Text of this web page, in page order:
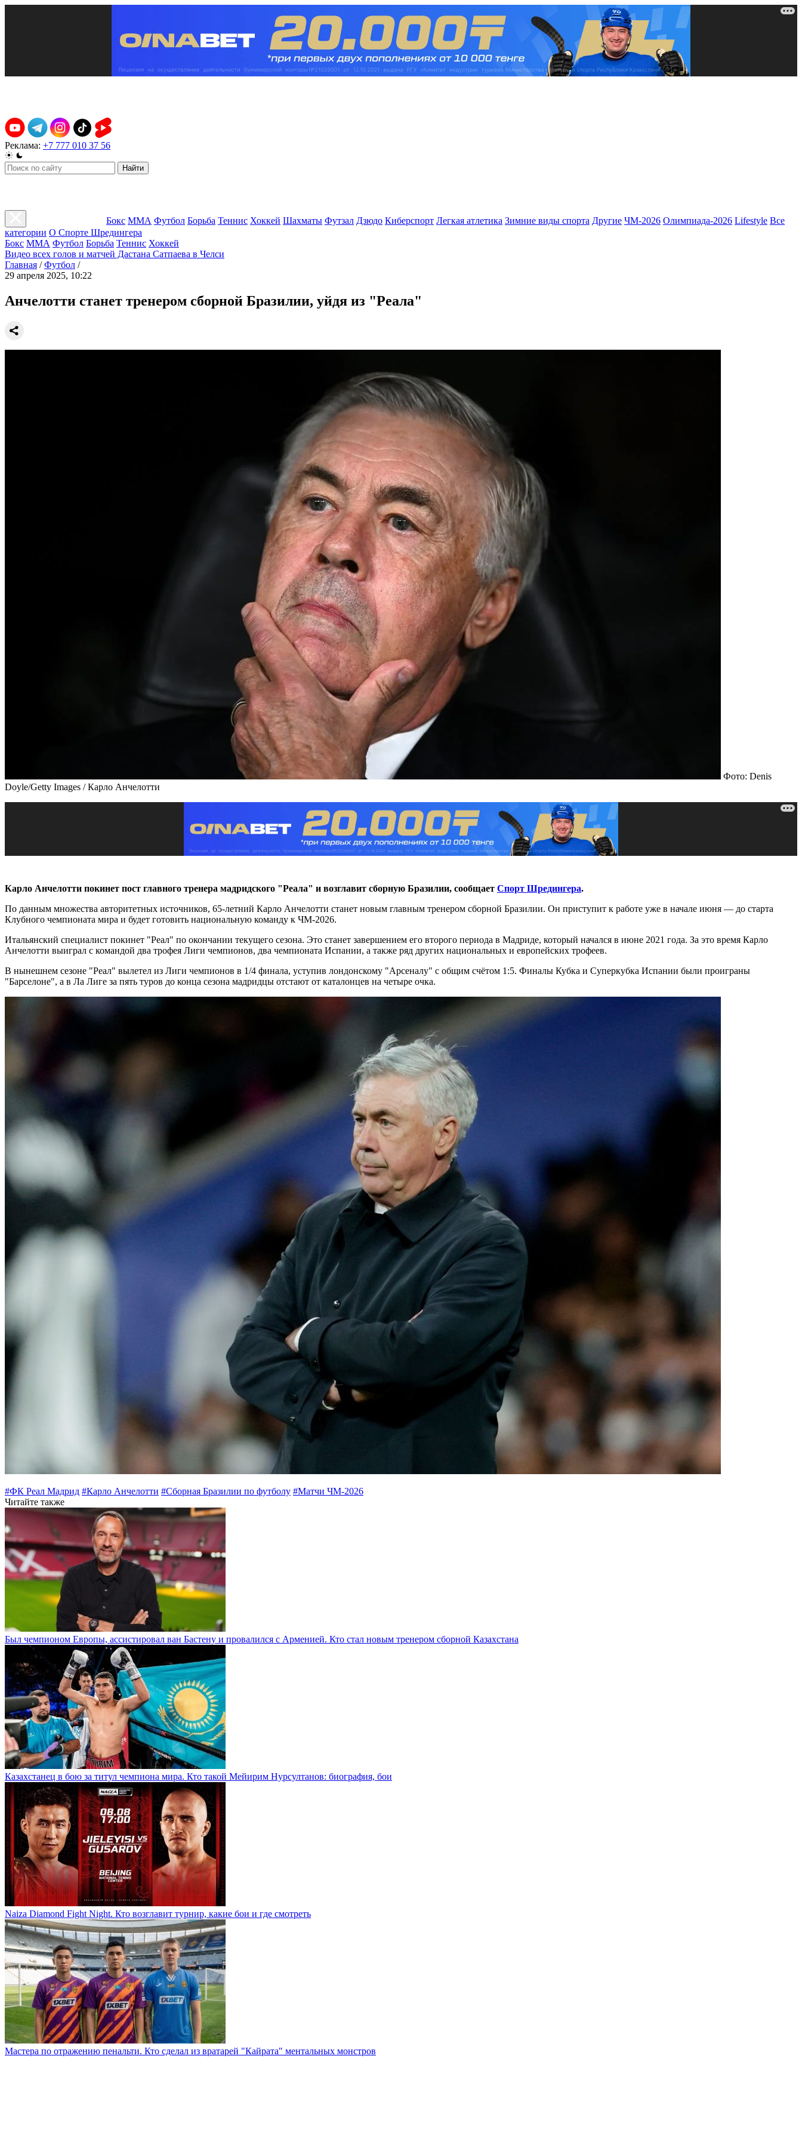
Реклама: +7 777 010 37 56
Найти
Бокс ММА Футбол Борьба Теннис Хоккей Шахматы Футзал Дзюдо Киберспорт Легкая атлетика Зимние виды спорта Другие ЧМ-2026 Олимпиада-2026 Lifestyle Все
категории О Спорте Шредингера
Бокс ММА Футбол Борьба Теннис Хоккей
Видео всех голов и матчей Дастана Сатпаева в Челси
Главная / Футбол /
29 апреля 2025, 10:22
Анчелотти станет тренером сборной Бразилии, уйдя из "Реала"
Фото: Denis
Doyle/Getty Images / Карло Анчелотти
Карло Анчелотти покинет пост главного тренера мадридского "Реала" и возглавит сборную Бразилии, сообщает Спорт Шредингера.
По данным множества авторитетных источников, 65-летний Карло Анчелотти станет новым главным тренером сборной Бразилии. Он приступит к работе уже в начале июня — до старта
Клубного чемпионата мира и будет готовить национальную команду к ЧМ-2026.
Итальянский специалист покинет "Реал" по окончании текущего сезона. Это станет завершением его второго периода в Мадриде, который начался в июне 2021 года. За это время Карло
Анчелотти выиграл с командой два трофея Лиги чемпионов, два чемпионата Испании, а также ряд других национальных и европейских трофеев.
В нынешнем сезоне "Реал" вылетел из Лиги чемпионов в 1/4 финала, уступив лондонскому "Арсеналу" с общим счётом 1:5. Финалы Кубка и Суперкубка Испании были проиграны
"Барселоне", а в Ла Лиге за пять туров до конца сезона мадридцы отстают от каталонцев на четыре очка.
#ФК Реал Мадрид #Карло Анчелотти #Сборная Бразилии по футболу #Матчи ЧМ-2026
Читайте также
Был чемпионом Европы, ассистировал ван Бастену и провалился с Арменией. Кто стал новым тренером сборной Казахстана
Казахстанец в бою за титул чемпиона мира. Кто такой Мейирим Нурсултанов: биография, бои
Naiza Diamond Fight Night. Кто возглавит турнир, какие бои и где смотреть
Мастера по отражению пенальти. Кто сделал из вратарей "Кайрата" ментальных монстров